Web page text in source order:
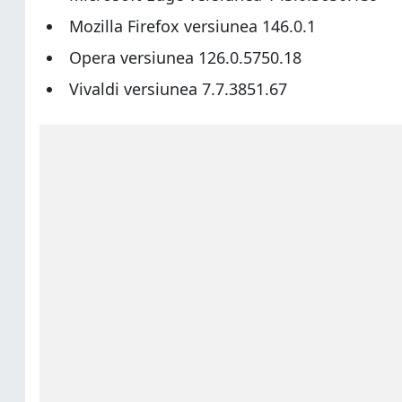
Mozilla Firefox versiunea 146.0.1
Opera versiunea 126.0.5750.18
Vivaldi versiunea 7.7.3851.67